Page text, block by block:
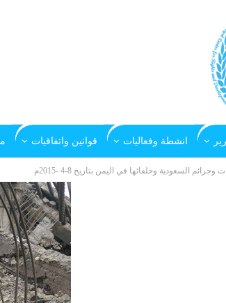
انشطة وفعاليات قوانين واتفاقيات
وجرائم السعودية وحلفائها في اليمن بتاريخ 8-4 -2015م